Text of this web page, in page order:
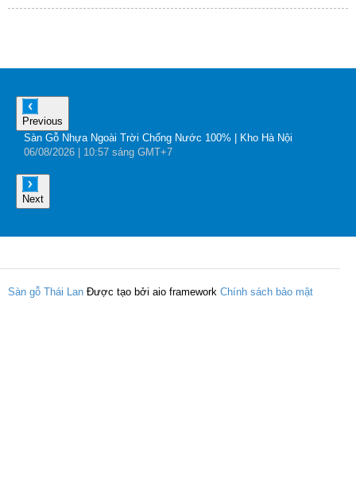
Previous
Sàn Gỗ Nhựa Ngoài Trời Chống Nước 100% | Kho Hà Nội
06/08/2026 | 10:57 sáng GMT+7
Next
Sàn gỗ Thái Lan Được tạo bởi aio framework Chính sách bảo mật